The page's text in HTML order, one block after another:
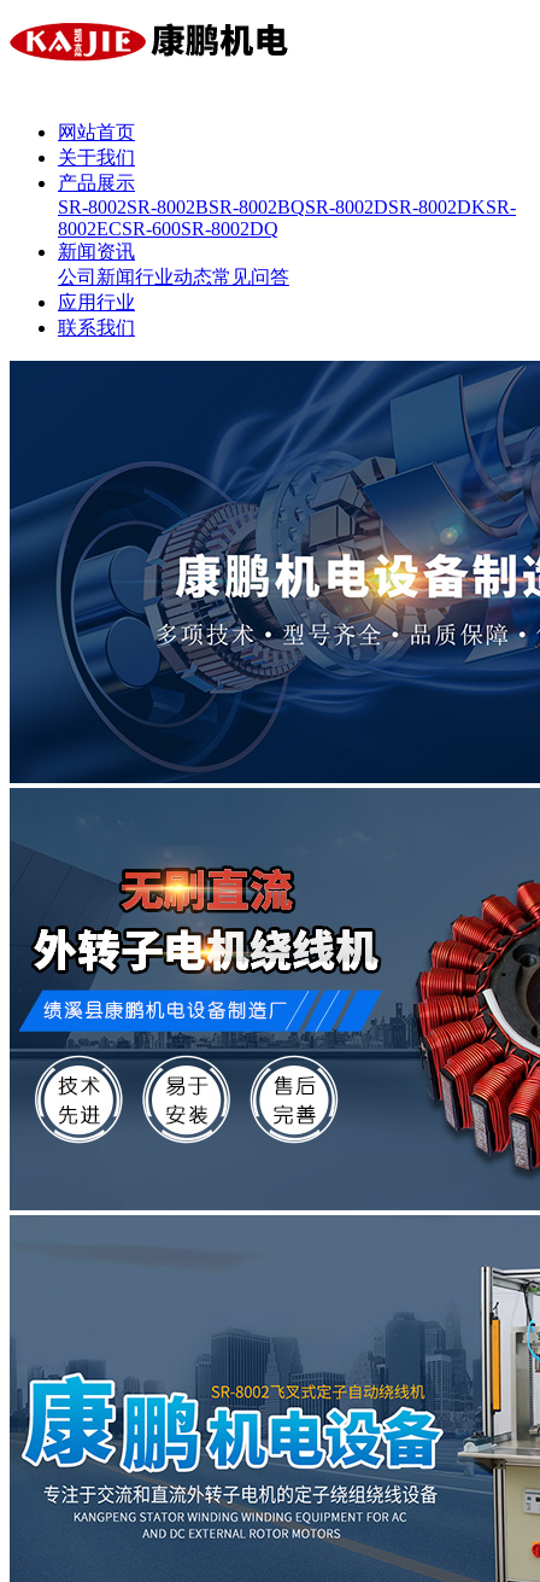
网站首页
关于我们
产品展示
SR-8002SR-8002BSR-8002BQSR-8002DSR-8002DKSR-
8002ECSR-600SR-8002DQ
新闻资讯
公司新闻行业动态常见问答
应用行业
联系我们